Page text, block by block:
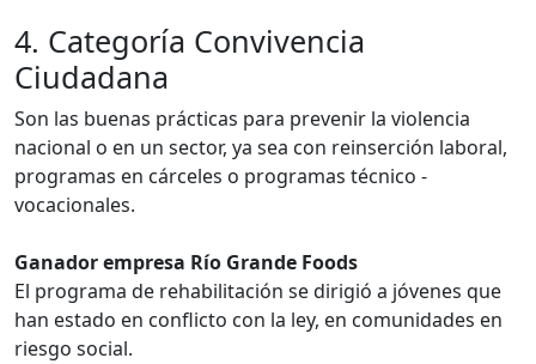
4. Categoría Convivencia
Ciudadana
Son las buenas prácticas para prevenir la violencia
nacional o en un sector, ya sea con reinserción laboral,
programas en cárceles o programas técnico -
vocacionales.
Ganador empresa Río Grande Foods
El programa de rehabilitación se dirigió a jóvenes que
han estado en conflicto con la ley, en comunidades en
riesgo social.